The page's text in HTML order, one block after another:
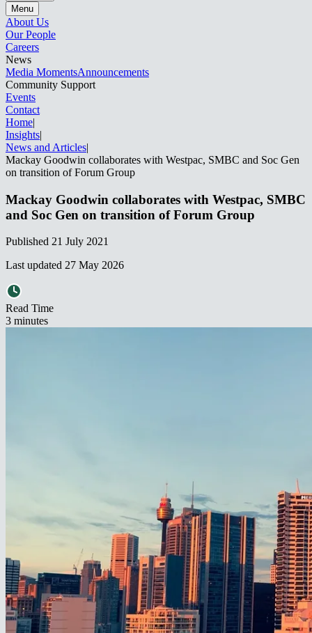
Menu
About Us
Our People
Careers
News
Media MomentsAnnouncements
Community Support
Events
Contact
Home|
Insights|
News and Articles​​​​‌ ‍ ​‍​‍‌‍ ‌ ​‍‌‍‍‌‌‍‌ ‌‍‍‌‌‍ ‍​‍​‍​ ‍‍​‍​‍‌ ​ ‌‍​‌‌‍ ‍‌‍‍‌‌ ‌​‌ ‍‌​‍ ‍‌‍‍‌‌‍ ​‍​‍​‍ ​​‍​‍‌‍‍​‌ ​‍‌‍‌‌‌‍‌‍​‍​‍​ ‍‍​‍​‍‌‍‍​‌ ‌​‌ ‌​‌ ​​‌ ​ ​ ‍‍​‍ ​‍ ‌‍ ‌‌‍​‌‌‍​ ‌‍‍ ‌‍​‌‌ ‍‌​‍ ‌‌‍‌ ‌‍ ‌‍ ‌‍‌​‌ ‌ ‌‍‍‌‌‍ ‍​‍ ‍‌ ​ ‌‍​‌‌‍ ‍‌‍‍‌‌ ‌​‌ ‍‌​‍ ‍‌ ​ ‌ ‌​‌ ‌‌‌‍‌​‌‍‍‌‌‍ ​‍ ‌ ​ ‌ ‌​‌ ‌‌‌‍‌​‌‍‍‌‌‍ ​‍ ‌‍‍‌‌‍ ‍‌ ‌​‌‍‌‌‌‍ ‍‌ ‌​​‍ ‌‍‌‌‌‍‌​‌‍‍‌‌ ‌​​‍ ‌‍ ‌‌‍ ‌‍‌​‌‍‌‌​ ‌‌ ​​‌ ​‍‌‍‌‌‌ ​ ‌‍‌‌‌‍ ‍‌ ‌​‌‍​‌‌ ‌​‌‍‍‌‌‍ ‌‍ ‍​ ‍ ‌‍‍‌‌‍‌​​ ‌​ ‌‍​ ‌‌​ ​​‌‍‌​​ ‌‌​ ‍‌‌‍‌‍​ ‌ ​‍ ‌​ ​ ​ ​ ​ ‌‌‌‍‌​​‍ ‌​ ‌​‌‍​‍​ ‍​‌‍​ ​‍ ‌‌‍​‌​ ‍​​ ‌​​ ‌‍​‍ ‌​ ‌​​ ‌ ‌‍​‌​ ​‌‌‍‌​​ ‍​​ ​ ‌‍​‌​ ​​‌‍‌​‌‍‌‌‌‍‌‍​ ‍ ‌ ‌​‌ ‍‌‌ ​​‌‍‌‌​ ‌‌ ​​‌‍​‌‌‍‌ ‌‍‌‌​ ‍ ‌ ​​‌‍​‌‌ ‌​‌‍‍​​ ‌‌‍ ‍‌‍​‌‌‍ ‌‌‍‌‌​ ‌‍​‍‌‍​‌‌ ​ ‌‍‌‌‌‌‌‌‌ ​‍‌‍ ​​ ‌‌‍‍​‌ ‌​‌ ‌​‌ ​​‌ ​ ​‍‌‌​ ​ ‌​​‌​‍‌‌​ ​‍‌​‌‍​‍‌‌​ ​‍‌​‌‍‌‍ ‌‌‍​‌‌‍​ ‌‍‍ ‌‍​‌‌ ‍‌​‍ ‌‌‍‌ ‌‍ ‌‍ ‌‍‌​‌ ‌ ‌‍‍‌‌‍ ‍​‍ ‍‌ ​ ‌‍​‌‌‍ ‍‌‍‍‌‌ ‌​‌ ‍‌​‍ ‍‌ ​ ‌ ‌​‌ ‌‌‌‍‌​‌‍‍‌‌‍ ​‍‌‌​ ​‍‌​‌‍‌ ​ ‌ ‌​‌ ‌‌‌‍‌​‌‍‍‌‌‍ ​‍‌‍‌‍‍‌‌‍‌​​ ‌​ ‌‍​ ‌‌​ ​​‌‍‌​​ ‌‌​ ‍‌‌‍‌‍​ ‌ ​‍ ‌​ ​ ​ ​ ​ ‌‌‌‍‌​​‍ ‌​ ‌​‌‍​‍​ ‍​‌‍​ ​‍ ‌‌‍​‌​ ‍​​ ‌​​ ‌‍​‍ ‌​ ‌​​ ‌ ‌‍​‌​ ​‌‌‍‌​​ ‍​​ ​ ‌‍​‌​ ​​‌‍‌​‌‍‌‌‌‍‌‍​‍‌‍‌ ‌​‌ ‍‌‌ ​​‌‍‌‌​ ‌‌ ​​‌‍​‌‌‍‌ ‌‍‌‌​‍‌‍‌ ​​‌‍​‌‌ ‌​‌‍‍​​ ‌‌‍ ‍‌‍​‌‌‍ ‌‌‍‌‌​‍‌‍‌ ​​‌‍‌‌‌ ​‍‌ ​ ‌ ​​‌‍‌‌‌‍​ ‌ ‌​‌‍‍‌‌ ‌‍‌‍‌‌​ ‌‌ ​​‌ ‌‌‌‍​‍‌‍ ​‌‍‍‌‌ ​ ‌‍‍​‌‍‌‌‌‍‌​​‍​‍‌ ‌|
Mackay Goodwin collaborates with Westpac, SMBC and Soc Gen
on transition of Forum Group​​​​‌ ‍ ​‍​‍‌‍ ‌ ​‍‌‍‍‌‌‍‌ ‌‍‍‌‌‍ ‍​‍​‍​ ‍‍​‍​‍‌ ​ ‌‍​‌‌‍ ‍‌‍‍‌‌ ‌​‌ ‍‌​‍ ‍‌‍‍‌‌‍ ​‍​‍​‍ ​​‍​‍‌‍‍​‌ ​‍‌‍‌‌‌‍‌‍​‍​‍​ ‍‍​‍​‍‌‍‍​‌ ‌​‌ ‌​‌ ​​‌ ​ ​ ‍‍​‍ ​‍ ‌‍ ‌‌‍​‌‌‍​ ‌‍‍ ‌‍​‌‌ ‍‌​‍ ‌‌‍‌ ‌‍ ‌‍ ‌‍‌​‌ ‌ ‌‍‍‌‌‍ ‍​‍ ‍‌ ​ ‌‍​‌‌‍ ‍‌‍‍‌‌ ‌​‌ ‍‌​‍ ‍‌ ​ ‌ ‌​‌ ‌‌‌‍‌​‌‍‍‌‌‍ ​‍ ‌ ​ ‌ ‌​‌ ‌‌‌‍‌​‌‍‍‌‌‍ ​‍ ‌‍‍‌‌‍ ‍‌ ‌​‌‍‌‌‌‍ ‍‌ ‌​​‍ ‌‍‌‌‌‍‌​‌‍‍‌‌ ‌​​‍ ‌‍ ‌‌‍ ‌‍‌​‌‍‌‌​ ‌‌ ​​‌ ​‍‌‍‌‌‌ ​ ‌‍‌‌‌‍ ‍‌ ‌​‌‍​‌‌ ‌​‌‍‍‌‌‍ ‌‍ ‍​ ‍ ‌‍‍‌‌‍‌​​ ‌​ ‍​‌‍‌​​ ​‌​ ‌‍‌‍​ ​ ‍‌‌‍​‍​ ‍​​‍ ‌​ ‌​​ ‌​​ ‌‌​ ​‍​‍ ‌​ ‌​​ ​‌‌‍‌​​ ‍‌​‍ ‌‌‍​‌​ ​​‌‍​‌‌‍​‍​‍ ‌​ ​ ​ ​​‌‍‌‌​ ‌​​ ​‌​ ‌​​ ‌ ‌‍‌​​ ‌‍​ ‌​‌‍​‌​ ‌‍​ ‍ ‌ ‌​‌ ‍‌‌ ​​‌‍‌‌​ ‌‌ ​​‌‍ ‌ ​ ‌ ‌​​ ‍ ‌ ​​‌‍​‌‌ ‌​‌‍‍​​ ‌‌ ‌​‌‍‍‌‌ ‌​‌‍ ​‌‍‌‌​ ‌‍​‍‌‍​‌‌ ​ ‌‍‌‌‌‌‌‌‌ ​‍‌‍ ​​ ‌‌‍‍​‌ ‌​‌ ‌​‌ ​​‌ ​ ​‍‌‌​ ​ ‌​​‌​‍‌‌​ ​‍‌​‌‍​‍‌‌​ ​‍‌​‌‍‌‍ ‌‌‍​‌‌‍​ ‌‍‍ ‌‍​‌‌ ‍‌​‍ ‌‌‍‌ ‌‍ ‌‍ ‌‍‌​‌ ‌ ‌‍‍‌‌‍ ‍​‍ ‍‌ ​ ‌‍​‌‌‍ ‍‌‍‍‌‌ ‌​‌ ‍‌​‍ ‍‌ ​ ‌ ‌​‌ ‌‌‌‍‌​‌‍‍‌‌‍ ​‍‌‌​ ​‍‌​‌‍‌ ​ ‌ ‌​‌ ‌‌‌‍‌​‌‍‍‌‌‍ ​‍‌‍‌‍‍‌‌‍‌​​ ‌​ ‍​‌‍‌​​ ​‌​ ‌‍‌‍​ ​ ‍‌‌‍​‍​ ‍​​‍ ‌​ ‌​​ ‌​​ ‌‌​ ​‍​‍ ‌​ ‌​​ ​‌‌‍‌​​ ‍‌​‍ ‌‌‍​‌​ ​​‌‍​‌‌‍​‍​‍ ‌​ ​ ​ ​​‌‍‌‌​ ‌​​ ​‌​ ‌​​ ‌ ‌‍‌​​ ‌‍​ ‌​‌‍​‌​ ‌‍​‍‌‍‌ ‌​‌ ‍‌‌ ​​‌‍‌‌​ ‌‌ ​​‌‍ ‌ ​ ‌ ‌​​‍‌‍‌ ​​‌‍​‌‌ ‌​‌‍‍​​ ‌‌ ‌​‌‍‍‌‌ ‌​‌‍ ​‌‍‌‌​‍‌‍‌ ​​‌‍‌‌‌ ​‍‌ ​ ‌ ​​‌‍‌‌‌‍​ ‌ ‌​‌‍‍‌‌ ‌‍‌‍‌‌​ ‌‌ ​​‌ ‌‌‌‍​‍‌‍ ​‌‍‍‌‌ ​ ‌‍‍​‌‍‌‌‌‍‌​​‍​‍‌ ‌
Mackay Goodwin collaborates with Westpac, SMBC
and Soc Gen on transition of Forum Group​​​​‌ ‍ ​‍​‍‌‍ ‌ ​‍‌‍‍‌‌‍‌ ‌‍‍‌‌‍ ‍​‍​‍​ ‍‍​‍​‍‌ ​ ‌‍​‌‌‍ ‍‌‍‍‌‌ ‌​‌ ‍‌​‍ ‍‌‍‍‌‌‍ ​‍​‍​‍ ​​‍​‍‌‍‍​‌ ​‍‌‍‌‌‌‍‌‍​‍​‍​ ‍‍​‍​‍‌‍‍​‌ ‌​‌ ‌​‌ ​​‌ ​ ​ ‍‍​‍ ​‍ ‌‍ ‌‌‍​‌‌‍​ ‌‍‍ ‌‍​‌‌ ‍‌​‍ ‌‌‍‌ ‌‍ ‌‍ ‌‍‌​‌ ‌ ‌‍‍‌‌‍ ‍​‍ ‍‌ ​ ‌‍​‌‌‍ ‍‌‍‍‌‌ ‌​‌ ‍‌​‍ ‍‌ ​ ‌ ‌​‌ ‌‌‌‍‌​‌‍‍‌‌‍ ​‍ ‌ ​ ‌ ‌​‌ ‌‌‌‍‌​‌‍‍‌‌‍ ​‍ ‌‍‍‌‌‍ ‍‌ ‌​‌‍‌‌‌‍ ‍‌ ‌​​‍ ‌‍‌‌‌‍‌​‌‍‍‌‌ ‌​​‍ ‌‍ ‌‌‍ ‌‍‌​‌‍‌‌​ ‌‌ ​​‌ ​‍‌‍‌‌‌ ​ ‌‍‌‌‌‍ ‍‌ ‌​‌‍​‌‌ ‌​‌‍‍‌‌‍ ‌‍ ‍​ ‍ ‌‍‍‌‌‍‌​​ ‌​ ‍​‌‍‌​​ ​‌​ ‌‍‌‍​ ​ ‍‌‌‍​‍​ ‍​​‍ ‌​ ‌​​ ‌​​ ‌‌​ ​‍​‍ ‌​ ‌​​ ​‌‌‍‌​​ ‍‌​‍ ‌‌‍​‌​ ​​‌‍​‌‌‍​‍​‍ ‌​ ​ ​ ​​‌‍‌‌​ ‌​​ ​‌​ ‌​​ ‌ ‌‍‌​​ ‌‍​ ‌​‌‍​‌​ ‌‍​ ‍ ‌ ‌​‌ ‍‌‌ ​​‌‍‌‌​ ‌‌ ​​‌‍ ‌ ​ ‌ ‌​​ ‍ ‌ ​​‌‍​‌‌ ‌​‌‍‍​​ ‌‌ ‌​‌‍‍‌‌ ‌​‌‍ ​‌‍‌‌​ ‌‍​‍‌‍​‌‌ ​ ‌‍‌‌‌‌‌‌‌ ​‍‌‍ ​​ ‌‌‍‍​‌ ‌​‌ ‌​‌ ​​‌ ​ ​‍‌‌​ ​ ‌​​‌​‍‌‌​ ​‍‌​‌‍​‍‌‌​ ​‍‌​‌‍‌‍ ‌‌‍​‌‌‍​ ‌‍‍ ‌‍​‌‌ ‍‌​‍ ‌‌‍‌ ‌‍ ‌‍ ‌‍‌​‌ ‌ ‌‍‍‌‌‍ ‍​‍ ‍‌ ​ ‌‍​‌‌‍ ‍‌‍‍‌‌ ‌​‌ ‍‌​‍ ‍‌ ​ ‌ ‌​‌ ‌‌‌‍‌​‌‍‍‌‌‍ ​‍‌‌​ ​‍‌​‌‍‌ ​ ‌ ‌​‌ ‌‌‌‍‌​‌‍‍‌‌‍ ​‍‌‍‌‍‍‌‌‍‌​​ ‌​ ‍​‌‍‌​​ ​‌​ ‌‍‌‍​ ​ ‍‌‌‍​‍​ ‍​​‍ ‌​ ‌​​ ‌​​ ‌‌​ ​‍​‍ ‌​ ‌​​ ​‌‌‍‌​​ ‍‌​‍ ‌‌‍​‌​ ​​‌‍​‌‌‍​‍​‍ ‌​ ​ ​ ​​‌‍‌‌​ ‌​​ ​‌​ ‌​​ ‌ ‌‍‌​​ ‌‍​ ‌​‌‍​‌​ ‌‍​‍‌‍‌ ‌​‌ ‍‌‌ ​​‌‍‌‌​ ‌‌ ​​‌‍ ‌ ​ ‌ ‌​​‍‌‍‌ ​​‌‍​‌‌ ‌​‌‍‍​​ ‌‌ ‌​‌‍‍‌‌ ‌​‌‍ ​‌‍‌‌​‍‌‍‌ ​​‌‍‌‌‌ ​‍‌ ​ ‌ ​​‌‍‌‌‌‍​ ‌ ‌​‌‍‍‌‌ ‌‍‌‍‌‌​ ‌‌ ​​‌ ‌‌‌‍​‍‌‍ ​‌‍‍‌‌ ​ ‌‍‍​‌‍‌‌‌‍‌​​‍​‍‌ ‌
Published 21 July 2021
Last updated 27 May 2026
Read Time
3 minutes